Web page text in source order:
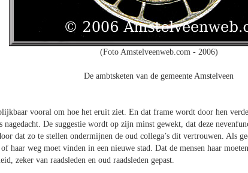
(Foto Amstelveenweb.com - 2006)
De ambtsketen van de gemeente Amstelveen
vooral om hoe het eruit ziet. En dat frame wordt door hen
De suggestie wordt op zijn minst gewekt, dat deze
dat zo te stellen ondermijnen de oud collega’s dit vertrouwen. Als
haar weg moet vinden in een nieuwe stad. Dat de mensen haar
zeker van raadsleden en oud raadsleden gepast.